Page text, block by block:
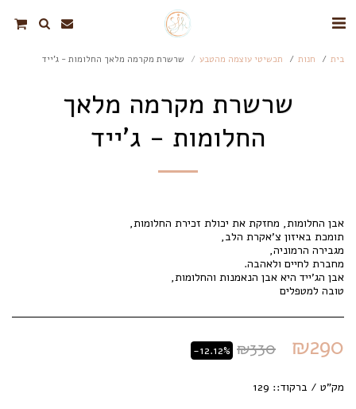
בית חנות תכשיטי עוצמה מהטבע שרשרת מקרמה מלאך החלומות - ג'ייד
שרשרת מקרמה מלאך
החלומות - ג'ייד
טובה למטפלים
₪290
₪330
-12.12%
מק"ט / ברקוד:: 129